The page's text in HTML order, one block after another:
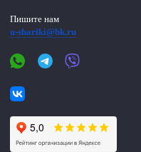
Пишите нам
u-shariki@bk.ru